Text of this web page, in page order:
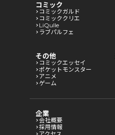
コミック
コミックガルド
コミッククリエ
LiQulle
ラブパルフェ
その他
コミックエッセイ
ポケットモンスター
アニメ
ゲーム
企業
会社概要
採用情報
アクセス